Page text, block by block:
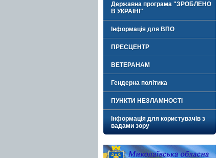
Державна програма "ЗРОБЛЕНО
В УКРАЇНІ"
Інформація для ВПО
ПРЕСЦЕНТР
ВЕТЕРАНАМ
Гендерна політика
ПУНКТИ НЕЗЛАМНОСТІ
Інформація для користувачів з
вадами зору